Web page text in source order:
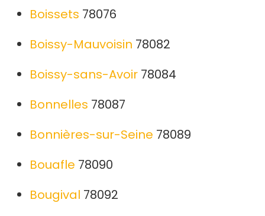
Boissets 78076
Boissy-Mauvoisin 78082
Boissy-sans-Avoir 78084
Bonnelles 78087
Bonnières-sur-Seine 78089
Bouafle 78090
Bougival 78092